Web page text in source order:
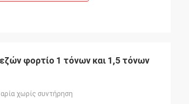
φορτίο 1 τόνων και 1,5 τόνων
χωρίς συντήρηση